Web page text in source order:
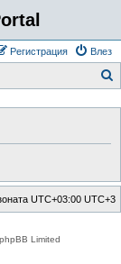
Влез
Регистрация
н
е
UTC+03:00 UTC+3
Limited